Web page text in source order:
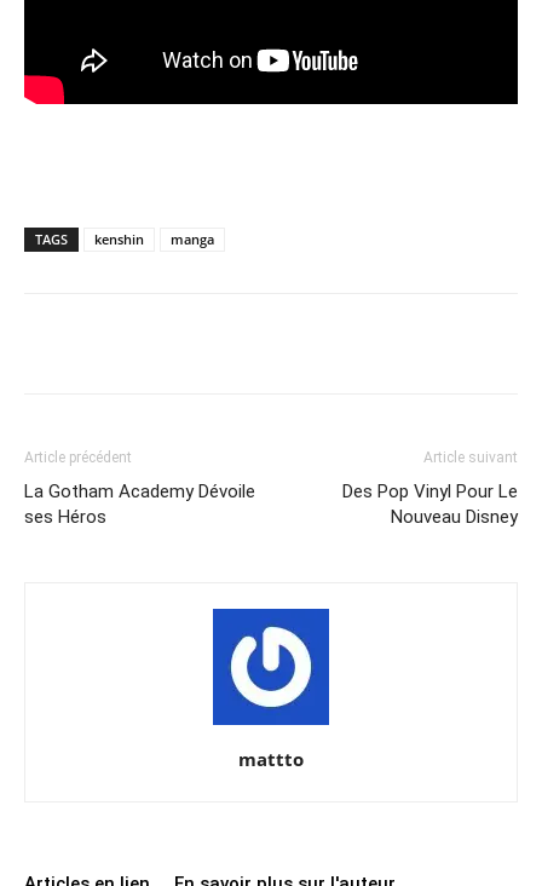
TAGS kenshin manga
Article précédent
La Gotham Academy Dévoile
ses Héros
Article suivant
Des Pop Vinyl Pour Le
Nouveau Disney
mattto